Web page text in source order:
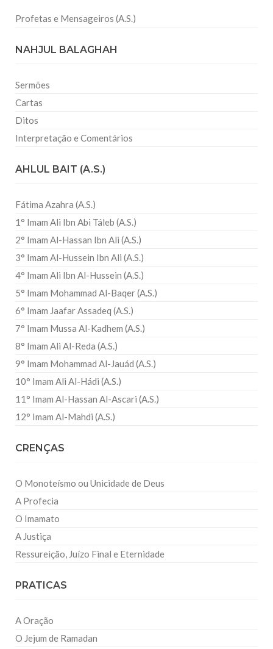
Profetas e Mensageiros (A.S.)
NAHJUL BALAGHAH
Sermões
Cartas
Ditos
Interpretação e Comentários
AHLUL BAIT (A.S.)
Fátima Azahra (A.S.)
1° Imam Ali Ibn Abi Táleb (A.S.)
2° Imam Al-Hassan Ibn Ali (A.S.)
3° Imam Al-Hussein Ibn Ali (A.S.)
4° Imam Ali Ibn Al-Hussein (A.S.)
5° Imam Mohammad Al-Baqer (A.S.)
6° Imam Jaafar Assadeq (A.S.)
7° Imam Mussa Al-Kadhem (A.S.)
8° Imam Ali Al-Reda (A.S.)
9° Imam Mohammad Al-Jauád (A.S.)
10° Imam Ali Al-Hádi (A.S.)
11° Imam Al-Hassan Al-Ascari (A.S.)
12° Imam Al-Mahdi (A.S.)
CRENÇAS
O Monoteísmo ou Unicidade de Deus
A Profecia
O Imamato
A Justiça
Ressureição, Juízo Final e Eternidade
PRATICAS
A Oração
O Jejum de Ramadan